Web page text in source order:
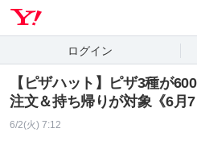
ログイン
【ピザハット】ピザ3種が
注文＆持ち帰りが対象《6月7
6/2(火) 7:12